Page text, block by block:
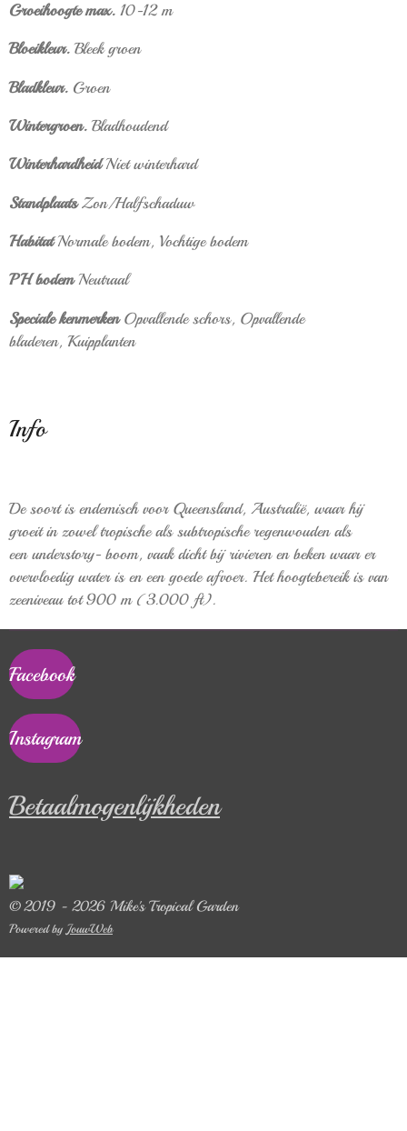
Groeihoogte max. 10-12 m
Bloeikleur. Bleek groen
Bladkleur. Groen
Wintergroen. Bladhoudend
WinterhardheidNiet winterhard
StandplaatsZon/Halfschaduw
HabitatNormale bodem, Vochtige bodem
PH bodemNeutraal
Speciale kenmerkenOpvallende schors, Opvallende
bladeren, Kuipplanten
Info
De soort is endemisch voor Queensland, Australië, waar hij
groeit in zowel tropische als subtropische regenwouden als
een understory- boom, vaak dicht bij rivieren en beken waar er
overvloedig water is en een goede afvoer. Het hoogtebereik is van
zeeniveau tot 900 m (3.000 ft).
Facebook
Instagram
Betaalmogenlijkheden
© 2019 - 2026 Mike's Tropical Garden
Powered by JouwWeb